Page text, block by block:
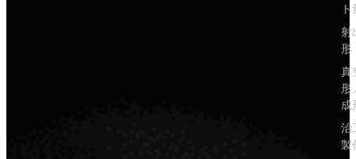
射
形
真
形
成
治
製